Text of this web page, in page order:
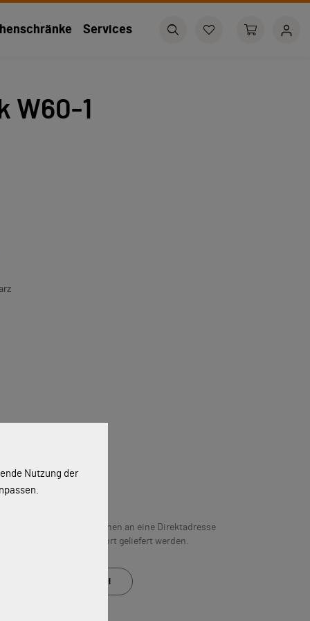
Nutzung der
Services
W60-1
Werktagen. Artikel können an eine Direktadresse
gewählten Abholort geliefert werden.